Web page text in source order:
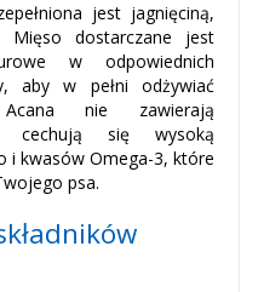
jest jagnięciną,
Mięso dostarczane jest
w odpowiednich
aby w pełni odżywiać
nie zawierają
cechują się wysoką
i kwasów Omega-3, które
psa.